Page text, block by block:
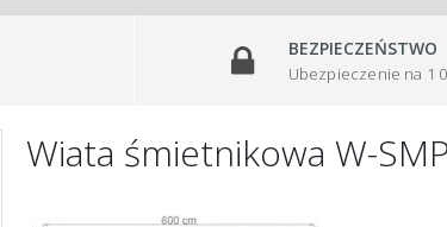
BEZPIECZEŃSTWO
Ubezpieczenie na 1
Wiata śmietnikowa W-